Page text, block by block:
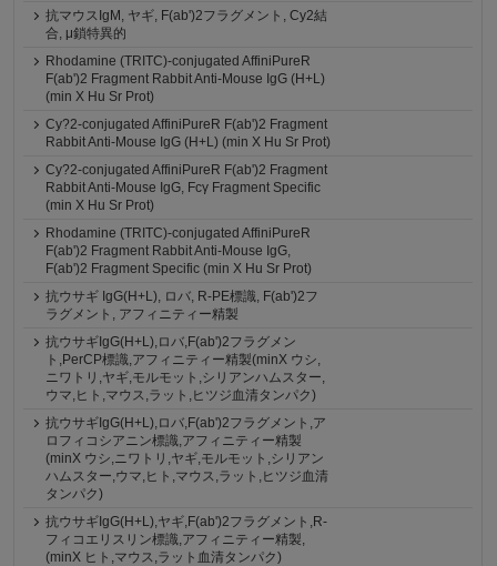
抗マウスIgM, ヤギ, F(ab')2フラグメント, Cy2結
合, μ鎖特異的
Rhodamine (TRITC)-conjugated AffiniPureR
F(ab')2 Fragment Rabbit Anti-Mouse IgG (H+L)
(min X Hu Sr Prot)
Cy?2-conjugated AffiniPureR F(ab')2 Fragment
Rabbit Anti-Mouse IgG (H+L) (min X Hu Sr Prot)
Cy?2-conjugated AffiniPureR F(ab')2 Fragment
Rabbit Anti-Mouse IgG, Fcγ Fragment Specific
(min X Hu Sr Prot)
Rhodamine (TRITC)-conjugated AffiniPureR
F(ab')2 Fragment Rabbit Anti-Mouse IgG,
F(ab')2 Fragment Specific (min X Hu Sr Prot)
抗ウサギ IgG(H+L), ロバ, R-PE標識, F(ab')2フ
ラグメント, アフィニティー精製
抗ウサギIgG(H+L),ロバ,F(ab')2フラグメン
ト,PerCP標識,アフィニティー精製(minX ウシ,
ニワトリ,ヤギ,モルモット,シリアンハムスター,
ウマ,ヒト,マウス,ラット,ヒツジ血清タンパク)
抗ウサギIgG(H+L),ロバ,F(ab')2フラグメント,ア
ロフィコシアニン標識,アフィニティー精製
(minX ウシ,ニワトリ,ヤギ,モルモット,シリアン
ハムスター,ウマ,ヒト,マウス,ラット,ヒツジ血清
タンパク)
抗ウサギIgG(H+L),ヤギ,F(ab')2フラグメント,R-
フィコエリスリン標識,アフィニティー精製,
(minX ヒト,マウス,ラット血清タンパク)